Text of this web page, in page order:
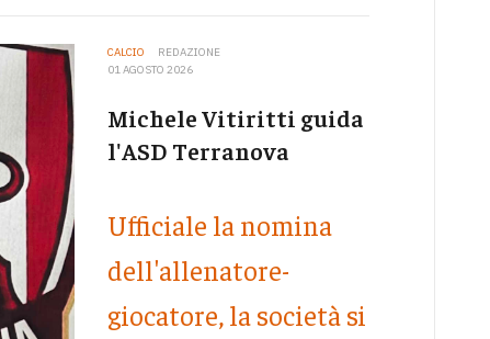
CALCIO
REDAZIONE
01 AGOSTO 2026
Michele Vitiritti guida
l'ASD Terranova
Ufficiale la nomina
dell'allenatore-
giocatore, la società si